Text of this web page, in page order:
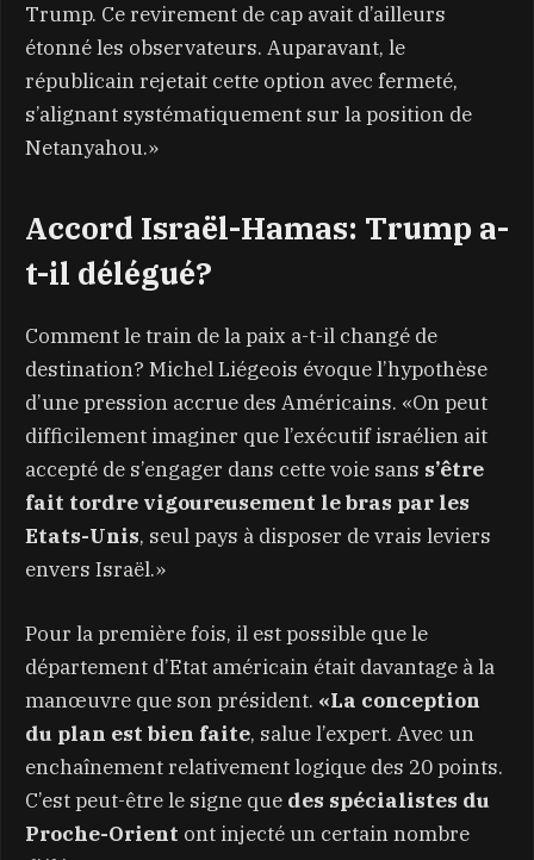
Trump. Ce revirement de cap avait d’ailleurs
étonné les observateurs. Auparavant, le
républicain rejetait cette option avec fermeté,
s’alignant systématiquement sur la position de
Netanyahou.»
Accord Israël-Hamas: Trump a-
t-il délégué?
Comment le train de la paix a-t-il changé de
destination? Michel Liégeois évoque l’hypothèse
d’une pression accrue des Américains. «On peut
difficilement imaginer que l’exécutif israélien ait
accepté de s’engager dans cette voie sans s’être
fait tordre vigoureusement le bras par les
Etats-Unis, seul pays à disposer de vrais leviers
envers Israël.»
Pour la première fois, il est possible que le
département d’Etat américain était davantage à la
manœuvre que son président. «La conception
du plan est bien faite, salue l’expert. Avec un
enchaînement relativement logique des 20 points.
C’est peut-être le signe que des spécialistes du
Proche-Orient ont injecté un certain nombre